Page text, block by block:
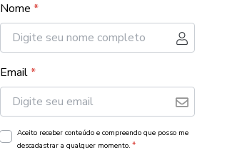
Nome *
Email*
Aceito receber conteúdo e compreendo que posso me
descadastrar a qualquer momento. *